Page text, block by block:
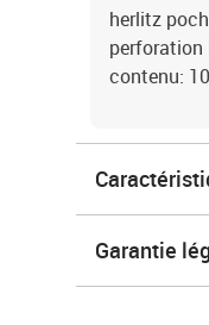
herlitz
perforation
contenu:
Garantie